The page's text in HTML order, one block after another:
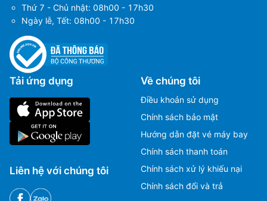
Sân bay Hatay(HTY)
Sân bay Igloolik
Sân bay mới ở Istanbul
Sân bay Kars(KSY)
Sân bay Konya (KYA)
(MLX)
Sân bay Mardin(MQM)
Thứ 7 - Chủ nhật: 08h00 - 17h30
Ngày lễ, Tết: 08h00 - 17h30
Tải ứng dụng
Liên hệ với chúng tôi
Về chúng tôi
Điều khoản sử dụng
Chính sách bảo mật
Hướng dẫn đặt vé máy bay
Chính sách thanh toán
Chính sách xử lý khiếu nại
Chính sách đổi và trả